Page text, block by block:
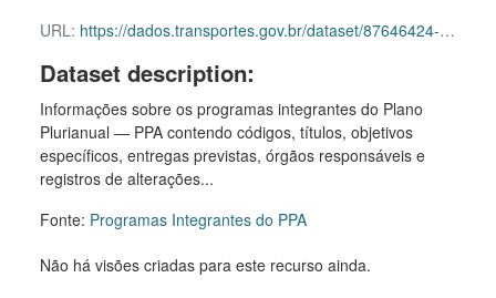
URL: https://dados.transportes.gov.br/dataset/87646424-0017-46f1-a9cf-db2a13ee1d67/resource/d7e84a61-e6dd-4479-9944-44ab57c564a8/download/espelho_siop_1707227891128.odt
Dataset description:
Informações sobre os programas integrantes do Plano
Plurianual — PPA contendo códigos, títulos, objetivos
específicos, entregas previstas, órgãos responsáveis e
registros de alterações...
Fonte: Programas Integrantes do PPA
Não há visões criadas para este recurso ainda.